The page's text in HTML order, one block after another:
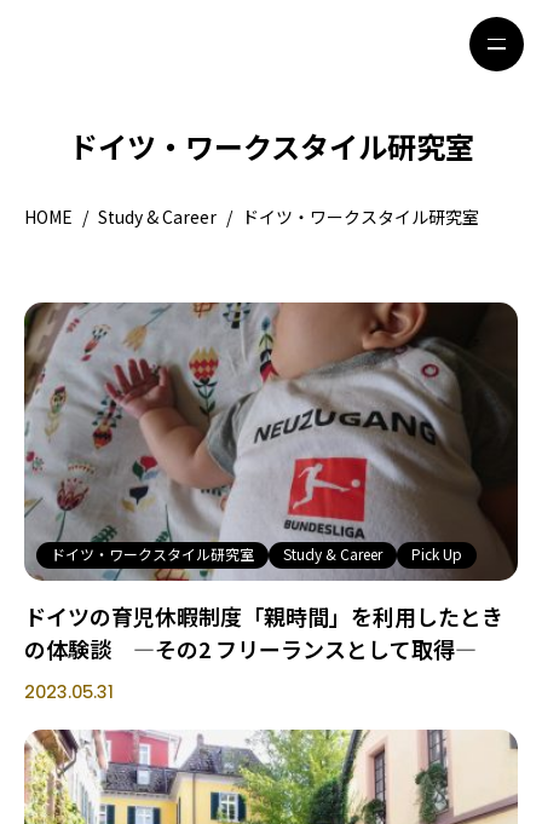
地域別ガイド
グルメ
ライフスタイル
著者一覧
ライター募集
ドイツ・ワークスタイル研究室
HOME / Study & Career / ドイツ・ワークスタイル研究室
ドイツ・ワークスタイル研究室 Study & Career Pick Up
ドイツの育児休暇制度「親時間」を利用したとき
の体験談 ―その2 フリーランスとして取得―
2023.05.31